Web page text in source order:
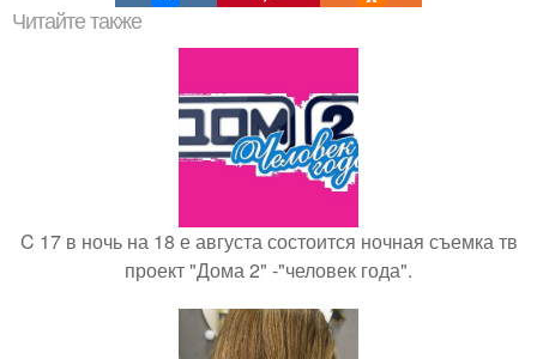
Читайте также
C 17 в ночь на 18 е августа состоится ночная съемка тв
проект "Дома 2" -"человек года".